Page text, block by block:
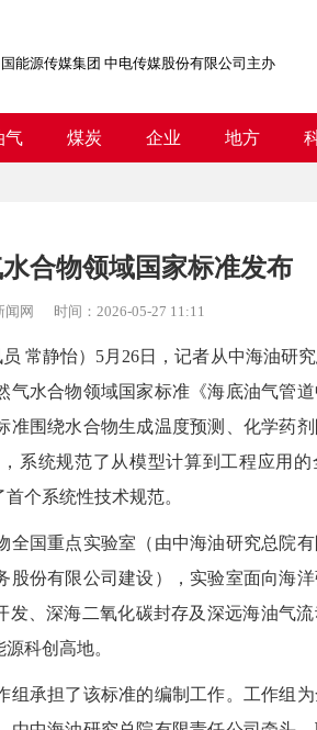
能源传媒集团 中电传媒股份有限公司主办
气 煤炭 企业 地方
合物领域国家标准发布
闻网 时间： 2026-05-27 11:11
员 常静怡）5月26日，记者从中海油研
气水合物领域国家标准《海底油气管
准围绕水合物生成温度预测、化学药
系统规范了从模型计算到工程应用的
个系统性技术规范。
全国重点实验室（由中海油研究总院有
股份有限公司建设），实验室面向海
发、深海二氧化碳封存及深远海油气
科创高地。
承担了该标准的编制工作。工作组为